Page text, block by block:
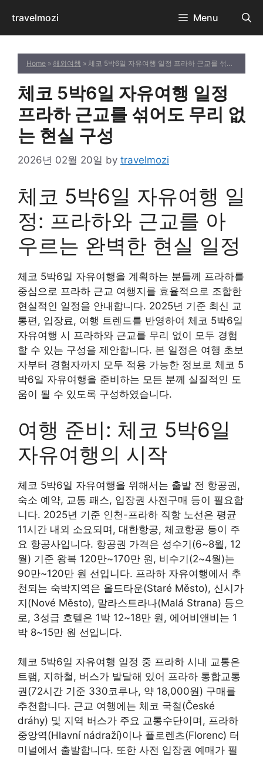
content
travelmozi Menu
Home » 해외여행 » 체코 5박6일 자유여행 일정 프라하 근교를 섞어도 무리 없는 현실 구성
체코 5박6일 자유여행 일정
프라하 근교를 섞어도 무리 없
는 현실 구성
2026년 02월 20일 by travelmozi
체코 5박6일 자유여행 일
정: 프라하와 근교를 아
우르는 완벽한 현실 일정
체코 5박6일 자유여행을 계획하는 분들께 프라하를
중심으로 프라하 근교 여행지를 효율적으로 조합한
현실적인 일정을 안내합니다. 2025년 기준 최신 교
통편, 입장료, 여행 트렌드를 반영하여 체코 5박6일
자유여행 시 프라하와 근교를 무리 없이 모두 경험
할 수 있는 구성을 제안합니다. 본 일정은 여행 초보
자부터 경험자까지 모두 적용 가능한 정보로 체코 5
박6일 자유여행을 준비하는 모든 분께 실질적인 도
움이 될 수 있도록 구성하였습니다.
여행 준비: 체코 5박6일
자유여행의 시작
체코 5박6일 자유여행을 위해서는 출발 전 항공권,
숙소 예약, 교통 패스, 입장권 사전구매 등이 필요합
니다. 2025년 기준 인천-프라하 직항 노선은 평균
11시간 내외 소요되며, 대한항공, 체코항공 등이 주
요 항공사입니다. 항공권 가격은 성수기(6~8월, 12
월) 기준 왕복 120만~170만 원, 비수기(2~4월)는
90만~120만 원 선입니다. 프라하 자유여행에서 추
천되는 숙박지역은 올드타운(Staré Město), 신시가
지(Nové Město), 말라스트라나(Malá Strana) 등으
로, 3성급 호텔은 1박 12~18만 원, 에어비앤비는 1
박 8~15만 원 선입니다.
체코 5박6일 자유여행 일정 중 프라하 시내 교통은
트램, 지하철, 버스가 발달해 있어 프라하 통합교통
권(72시간 기준 330코루나, 약 18,000원) 구매를
추천합니다. 근교 여행에는 체코 국철(České
dráhy) 및 지역 버스가 주요 교통수단이며, 프라하
중앙역(Hlavní nádraží)이나 플로렌츠(Florenc) 터
미널에서 출발합니다. 또한 사전 입장권 예매가 필